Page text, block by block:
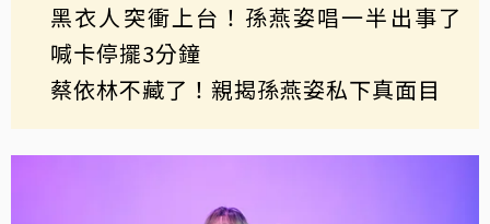
黑衣人突衝上台！孫燕姿唱一半出事了
喊卡停擺3分鐘
蔡依林不藏了！親揭孫燕姿私下真面目